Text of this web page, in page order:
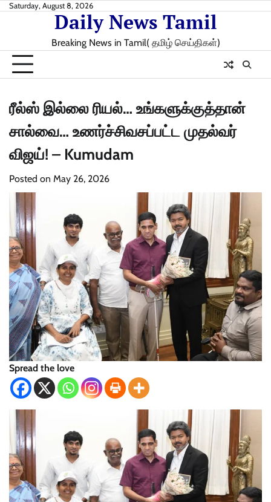
SkipSaturday, August 8, 2026
Daily News Tamil
Breaking News in Tamil( தமிழ் செய்திகள்)
ரீல்ஸ் இல்லை ரியல்… உங்களுக்குத்தான்
சால்வை… உணர்ச்சிவசப்பட்ட முதல்வர்
விஜய்! – Kumudam
Posted on May 26, 2026
Spread the love